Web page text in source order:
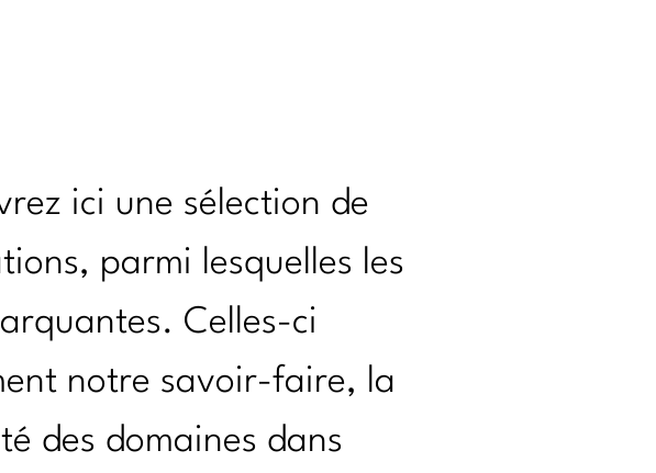
ici une sélection de
parmi lesquelles les
Celles-ci
notre savoir-faire, la
des domaines dans